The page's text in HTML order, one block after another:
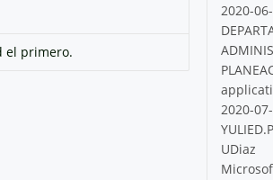
el primero.
2020-
2020-
UDiaz